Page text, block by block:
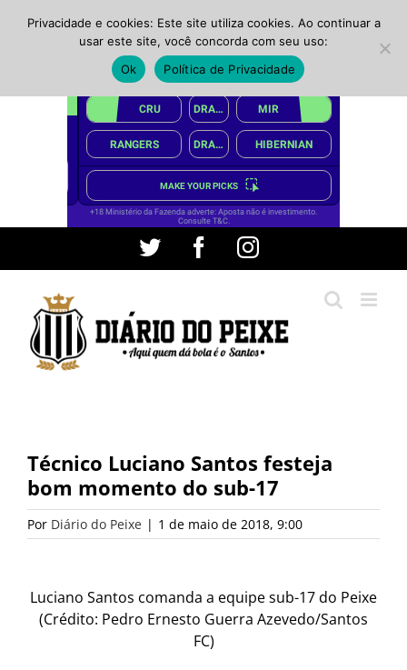
conteúdo
Twitter FacebookInstagram
Técnico Luciano Santos festeja
bom momento do sub-17
Por Diário do Peixe | 1 de maio de 2018, 9:00
Luciano Santos comanda a equipe sub-17 do Peixe
(Crédito: Pedro Ernesto Guerra Azevedo/Santos
FC)
Privacidade e cookies: Este site utiliza cookies. Ao continuar a
usar este site, você concorda com seu uso:
Ok
Política de Privacidade